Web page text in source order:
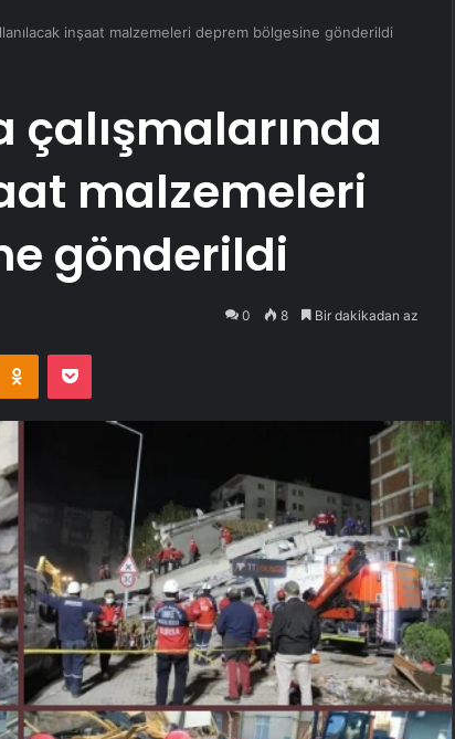
inşaat malzemeleri deprem bölgesine gönderildi
malzemeleri
gönderildi
0 8 Bir dakikadan az
Odnoklassniki
Pocket